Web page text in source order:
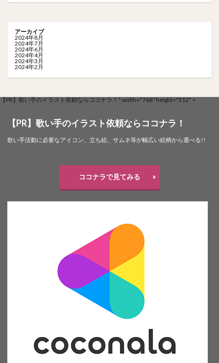
アーカイブ
2024年8月
2024年7月
2024年6月
2024年4月
2024年3月
2024年2月
【PR】歌い手のイラスト依頼ならココナラ！" width="768" height="512" >
【PR】歌い手のイラスト依頼ならココナラ！
歌い手活動に必要なアイコン、立ち絵、サムネ等が幅広い絵柄から選べる!!
ココナラで見てみる